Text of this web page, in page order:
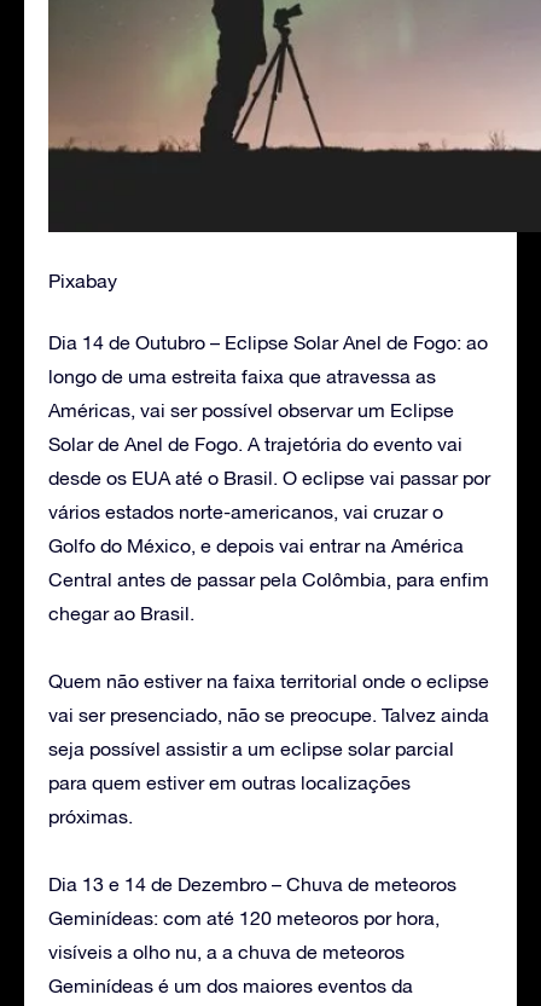
Pixabay
Dia 14 de Outubro – Eclipse Solar Anel de Fogo: ao
longo de uma estreita faixa que atravessa as
Américas, vai ser possível observar um Eclipse
Solar de Anel de Fogo. A trajetória do evento vai
desde os EUA até o Brasil. O eclipse vai passar por
vários estados norte-americanos, vai cruzar o
Golfo do México, e depois vai entrar na América
Central antes de passar pela Colômbia, para enfim
chegar ao Brasil.
Quem não estiver na faixa territorial onde o eclipse
vai ser presenciado, não se preocupe. Talvez ainda
seja possível assistir a um eclipse solar parcial
para quem estiver em outras localizações
próximas.
Dia 13 e 14 de Dezembro – Chuva de meteoros
Geminídeas: com até 120 meteoros por hora,
visíveis a olho nu, a a chuva de meteoros
Geminídeas é um dos maiores eventos da